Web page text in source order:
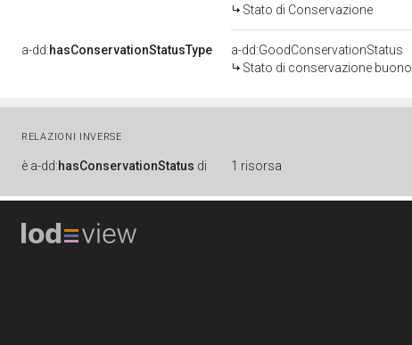
Stato di Conservazione
a-dd:hasConservationStatusType
a-dd:GoodConservationStatus
Stato di conservazione buono
RELAZIONI INVERSE
è a-dd:hasConservationStatus di 1 risorsa